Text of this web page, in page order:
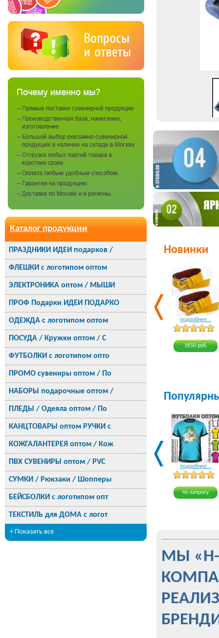
Каталог продукции
ПРАЗДНИКИ ИДЕИ подарков /
ФЛЕШКИ с логотипом оптом
ЭЛЕКТРОНИКА оптом / МЫШИ
ПРОФ Подарки ИДЕИ ПОДАРКО
ОДЕЖДА с логотипом оптом
ПОСУДА / Кружки оптом / С
ФУТБОЛКИ с логотипом опто
ПРОМО сувениры оптом / По
НАБОРЫ подарочные оптом /
ПЛЕДЫ / Одеяла оптом / По
КАНЦТОВАРЫ оптом РУЧКИ с
КОЖГАЛАНТЕРЕЯ оптом / Кож
ПВХ СУВЕНИРЫ оптом / PVC
СУМКИ / Рюкзаки / Шопперы
БЕЙСБОЛКИ с логотипом опт
ТЕКСТИЛЬ для ДОМА с логот
+ Показать все
Новинки
подробнее...
1650 руб.
подробнее...
по запросу
МЫ